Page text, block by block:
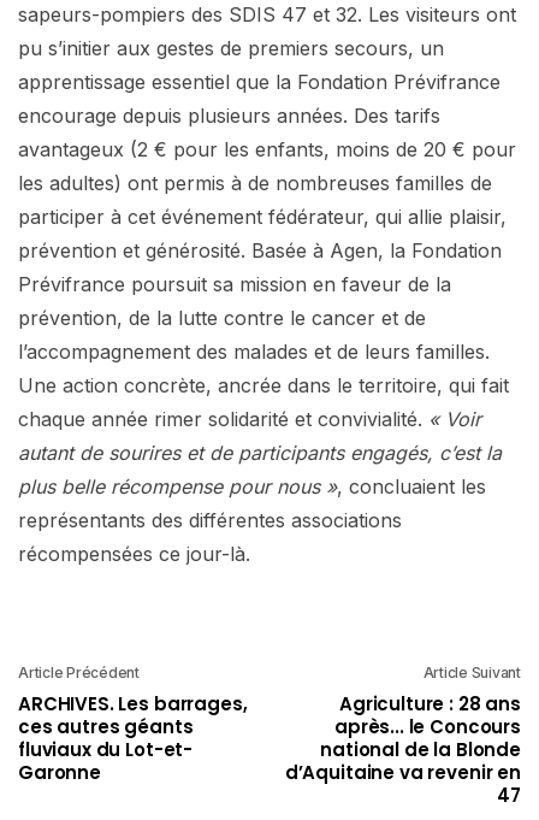
sapeurs-pompiers des SDIS 47 et 32. Les visiteurs ont
pu s’initier aux gestes de premiers secours, un
apprentissage essentiel que la Fondation Prévifrance
encourage depuis plusieurs années. Des tarifs
avantageux (2 € pour les enfants, moins de 20 € pour
les adultes) ont permis à de nombreuses familles de
participer à cet événement fédérateur, qui allie plaisir,
prévention et générosité. Basée à Agen, la Fondation
Prévifrance poursuit sa mission en faveur de la
prévention, de la lutte contre le cancer et de
l’accompagnement des malades et de leurs familles.
Une action concrète, ancrée dans le territoire, qui fait
chaque année rimer solidarité et convivialité. « Voir
autant de sourires et de participants engagés, c’est la
plus belle récompense pour nous », concluaient les
représentants des différentes associations
récompensées ce jour-là.
Article Précédent
ARCHIVES. Les barrages,
ces autres géants
fluviaux du Lot-et-
Garonne
Article Suivant
Agriculture : 28 ans
après... le Concours
national de la Blonde
d’Aquitaine va revenir en
47